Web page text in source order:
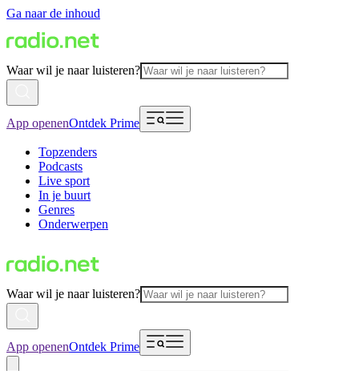
Ga naar de inhoud
Waar wil je naar luisteren?
App openenOntdek Prime
Topzenders
Podcasts
Live sport
In je buurt
Genres
Onderwerpen
Waar wil je naar luisteren?
App openenOntdek Prime